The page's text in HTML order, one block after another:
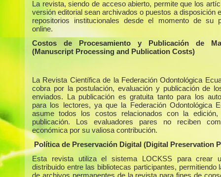
La revista, siendo de acceso abierto, permite que los
versión editorial sean archivados o puestos a disposición
repositorios institucionales desde el momento de su
online.
Costos de Procesamiento y Publicación de
(Manuscript Processing and Publication Costs)
La Revista Científica de la Federación Odontológica
cobra por la postulación, evaluación y publicación de
enviados. La publicación es gratuita tanto para los
para los lectores, ya que la Federación Odontológica
asume todos los costos relacionados con la
publicación. Los evaluadores pares no reciben
económica por su valiosa contribución.
Política de Preservación Digital (Digital Preservation
Esta revista utiliza el sistema LOCKSS para crear
distribuido entre las bibliotecas participantes, permitiendo
de archivos permanentes de la revista para fines de